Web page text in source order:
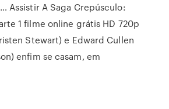
Assistir A Saga Crepúsculo:
1 filme online grátis HD 720p
Stewart) e Edward Cullen
enfim se casam, em